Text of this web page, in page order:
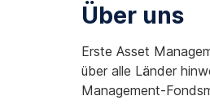
Über uns
Erste Asset
über alle Länder
Management-